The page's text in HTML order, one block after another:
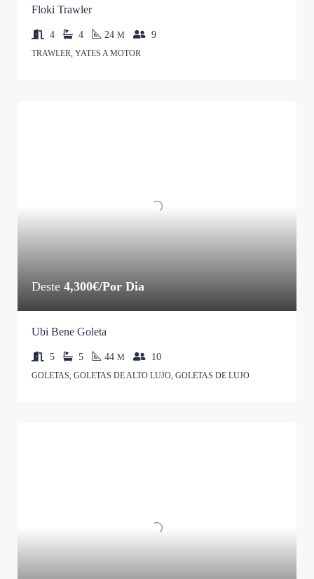
Floki Trawler
4 4 24 M 9
TRAWLER, YATES A MOTOR
Deste 4,300€/Por Dia
Ubi Bene Goleta
5 5 44 M 10
GOLETAS, GOLETAS DE ALTO LUJO, GOLETAS DE LUJO